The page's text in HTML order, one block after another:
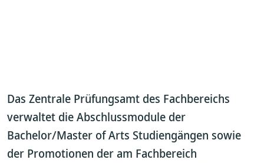
Das Zentrale Prüfungsamt des Fachbereichs
verwaltet die Abschlussmodule der
Bachelor/Master of Arts Studiengängen sowie
der Promotionen der am Fachbereich